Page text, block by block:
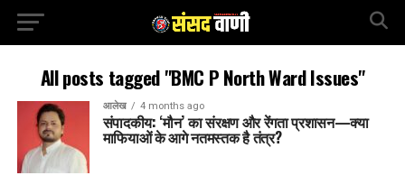
All posts tagged "BMC P North Ward Issues"
आलेख 4 months ago
संपादकीय: ‘मौन’ का संरक्षण और रेंगता प्रशासन—क्या
माफियाओं के आगे नतमस्तक है तंत्र?